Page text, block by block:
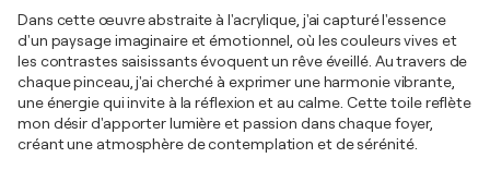
Dans cette œuvre abstraite à l'acrylique, j'ai capturé l'essence
d'un paysage imaginaire et émotionnel, où les couleurs vives et
les contrastes saisissants évoquent un rêve éveillé. Au travers de
chaque pinceau, j'ai cherché à exprimer une harmonie vibrante,
une énergie qui invite à la réflexion et au calme. Cette toile reflète
mon désir d'apporter lumière et passion dans chaque foyer,
créant une atmosphère de contemplation et de sérénité.